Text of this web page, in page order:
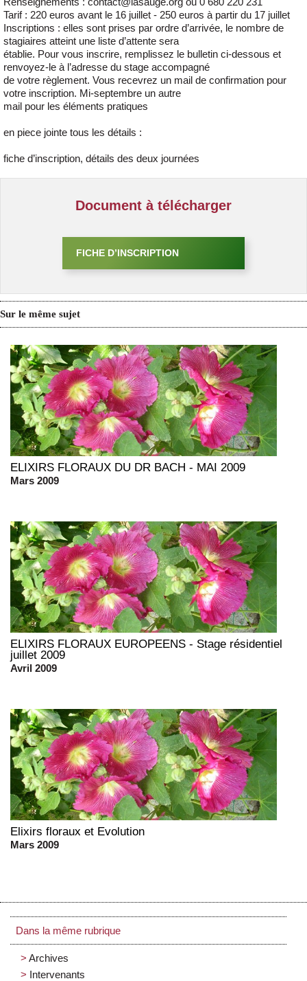
Tarif : 220 euros avant le 16 juillet - 250 euros à partir du 17 juillet
Inscriptions : elles sont prises par ordre d’arrivée, le nombre de
stagiaires atteint une liste d’attente sera
établie. Pour vous inscrire, remplissez le bulletin ci-dessous et
renvoyez-le à l’adresse du stage accompagné
de votre règlement. Vous recevrez un mail de confirmation pour
votre inscription. Mi-septembre un autre
mail pour les éléments pratiques
en piece jointe tous les détails :
fiche d’inscription, détails des deux journées
Document à télécharger
FICHE D’INSCRIPTION
Sur le même sujet
ELIXIRS FLORAUX DU DR BACH - MAI 2009
Mars 2009
ELIXIRS FLORAUX EUROPEENS - Stage résidentiel
juillet 2009
Avril 2009
Elixirs floraux et Evolution
Mars 2009
Dans la même rubrique
Archives
Intervenants